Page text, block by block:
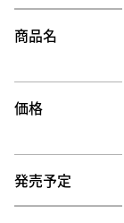
商品名
価格
発売予定